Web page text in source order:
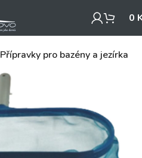
0
Přípravky pro bazény a jezírka